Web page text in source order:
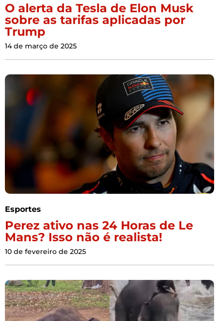
O alerta da Tesla de Elon Musk
sobre as tarifas aplicadas por
Trump
14 de março de 2025
Esportes
Perez ativo nas 24 Horas de Le
Mans? Isso não é realista!
10 de fevereiro de 2025